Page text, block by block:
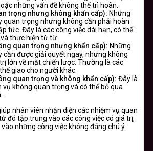
những vấn đề không thể trì hoãn.
trọng nhưng không khẩn cấp): Những
quan trọng nhưng không cần phải hoàn
tức. Đây là các công việc dài hạn, có thể
thực hiện từ từ.
quan trọng nhưng khẩn cấp): Những
cần được giải quyết ngay, nhưng không
lớn về mặt chiến lược. Thường là các
giao cho người khác.
quan trọng và không khẩn cấp): Đây là
vụ không quan trọng và có thể bỏ qua
nhân viên nhận diện các nhiệm vụ quan
đó tập trung vào các công việc có giá trị,
những công việc không đáng chú ý.